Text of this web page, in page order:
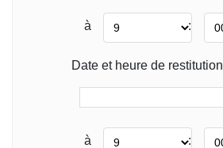
à :
Date et heure de restitution
à :